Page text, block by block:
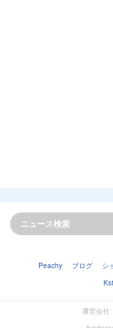
Peachy ブログ シ
運営会社